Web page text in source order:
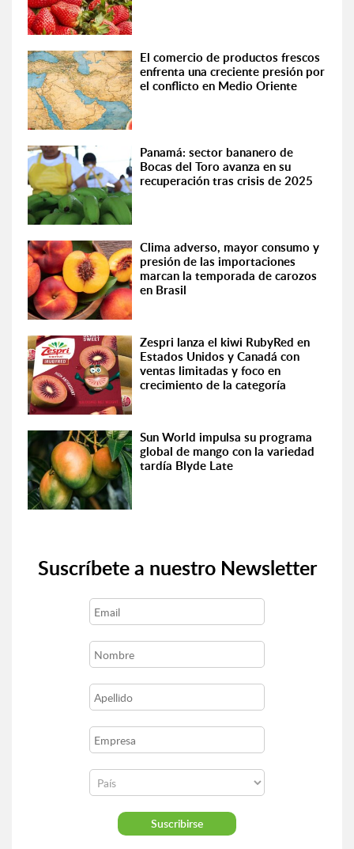
El comercio de productos frescos
enfrenta una creciente presión por
el conflicto en Medio Oriente
Panamá: sector bananero de
Bocas del Toro avanza en su
recuperación tras crisis de 2025
Clima adverso, mayor consumo y
presión de las importaciones
marcan la temporada de carozos
en Brasil
Zespri lanza el kiwi RubyRed en
Estados Unidos y Canadá con
ventas limitadas y foco en
crecimiento de la categoría
Sun World impulsa su programa
global de mango con la variedad
tardía Blyde Late
Suscríbete a nuestro Newsletter